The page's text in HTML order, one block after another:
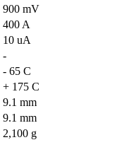
900 mV
400 A
10 uA
-
- 65 C
+ 175 C
9.1 mm
9.1 mm
2,100 g